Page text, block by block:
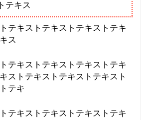
テキス
テキストテキストテキストテキ
ス
テキストテキストテキストテキ
ストテキストテキストテキスト
テキ
テキストテキストテキストテキ